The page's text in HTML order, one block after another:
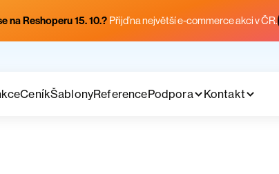
na Reshoperu 15. 10.? Přijď na největší e-commerce akci v ČR.
CeníkŠablonyReferencePodpora Kontakt